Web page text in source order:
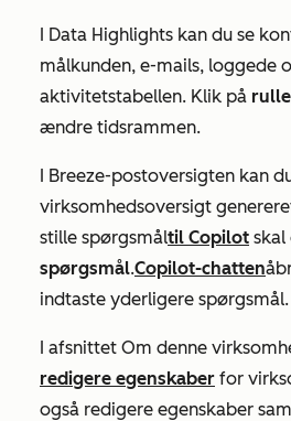
I Data Highlights kan du se
målkunden, e-mails, loggede
aktivitetstabellen. Klik på
ændre tidsrammen.
I Breeze-postoversigten kan
virksomhedsoversigt
stille spørgsmåltil Copilot skal
spørgsmål.Copilot-chatten
indtaste yderligere spørgsmål.
I afsnittet Om denne
redigere egenskaber for
også redigere egenskaber